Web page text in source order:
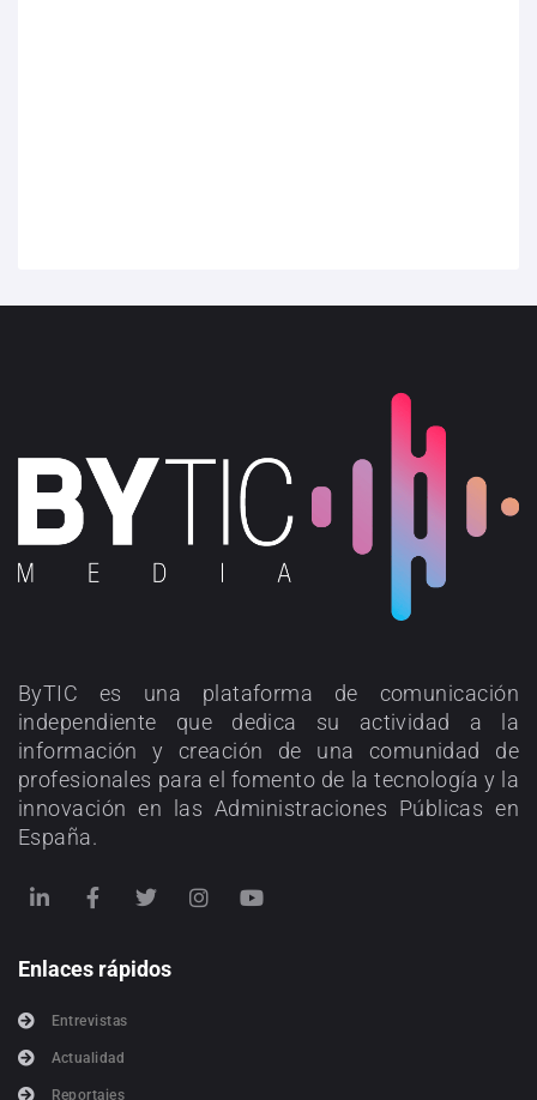
ByTIC es una plataforma de comunicación
independiente que dedica su actividad a la
información y creación de una comunidad de
profesionales para el fomento de la tecnología y la
innovación en las Administraciones Públicas en
España.
Enlaces rápidos
Entrevistas
Actualidad
Reportajes